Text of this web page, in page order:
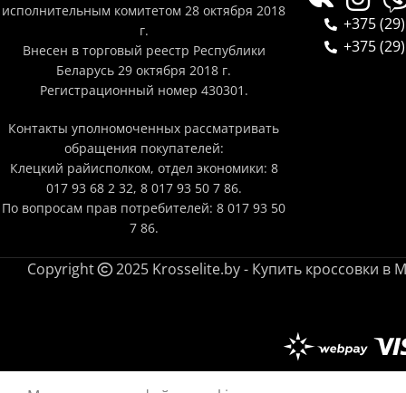
исполнительным комитетом 28 октября 2018
г.
Внесен в торговый реестр Республики
Беларусь 29 октября 2018 г.
Регистрационный номер 430301.
Контакты уполномоченных рассматривать
обращения покупателей:
Клецкий райисполком, отдел экономики: 8
017 93 68 2 32, 8 017 93 50 7 86.
По вопросам прав потребителей: 8 017 93 50
7 86.
+375
+375
Copyright
2025 Krosselite.by - Купить кроссовки в